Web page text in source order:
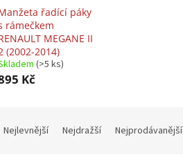
řadící páky
rámečkem
MEGANE II
(2002-2014)
(>5 ks)
Kč
Nejlevnější Nejdražší Nejprodávanější